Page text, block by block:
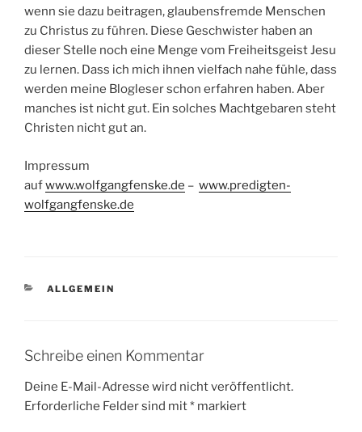
wenn sie dazu beitragen, glaubensfremde Menschen
zu Christus zu führen. Diese Geschwister haben an
dieser Stelle noch eine Menge vom Freiheitsgeist Jesu
zu lernen. Dass ich mich ihnen vielfach nahe fühle, dass
werden meine Blogleser schon erfahren haben. Aber
manches ist nicht gut. Ein solches Machtgebaren steht
Christen nicht gut an.
Impressum
aufwww.wolfgangfenske.de – www.predigten-
wolfgangfenske.de
KATEGORIEN
ALLGEMEIN
Schreibe einen Kommentar
Deine E-Mail-Adresse wird nicht veröffentlicht.
Erforderliche Felder sind mit* markiert